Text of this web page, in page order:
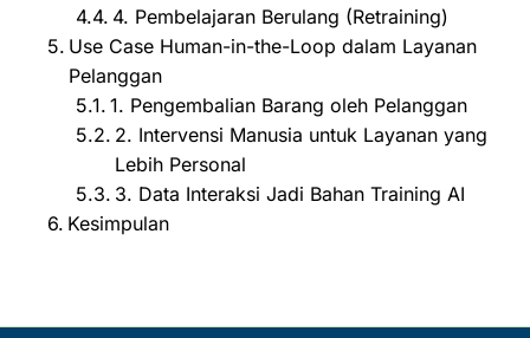
4. Pembelajaran Berulang (Retraining)
Use Case Human-in-the-Loop dalam Layanan
Pelanggan
1. Pengembalian Barang oleh Pelanggan
2. Intervensi Manusia untuk Layanan yang
Lebih Personal
3. Data Interaksi Jadi Bahan Training AI
Kesimpulan